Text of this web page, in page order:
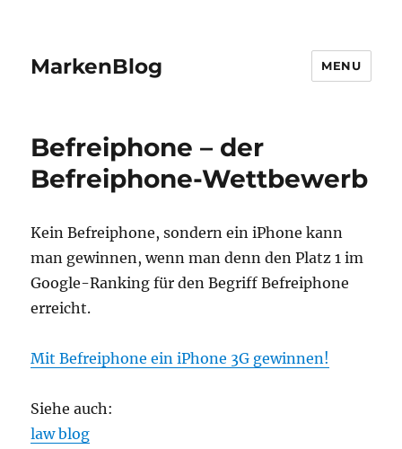
MarkenBlog MENU
Befreiphone – der
Befreiphone-Wettbewerb
Kein Befreiphone, sondern ein iPhone kann
man gewinnen, wenn man denn den Platz 1 im
Google-Ranking für den Begriff Befreiphone
erreicht.
Mit Befreiphone ein iPhone 3G gewinnen!
Siehe auch:
law blog